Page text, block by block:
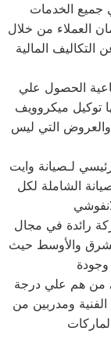
جميع الخدمات
العملاء من خلال
المالية
الحصول علي
توكيل ميكروويف
التي ليس
لـصيانة وايت
الشاملة لكل
رائدة في مجال
والأوسط حيث
وجودة
من هم علي درجة
ومدربين من